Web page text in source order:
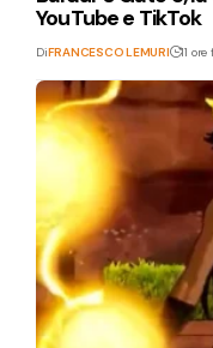
YouTube e TikTok
DiFRANCESCO LEMURI 11 ore